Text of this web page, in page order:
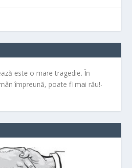
este o mare tragedie. În
împreună, poate fi mai rău!-